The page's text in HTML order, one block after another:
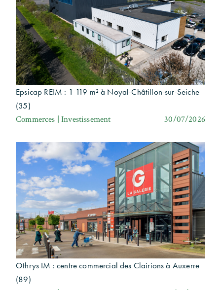
Epsicap REIM : 1 119 m² à Noyal-Châtillon-sur-Seiche
(35)
Commerces | Investissement 30/07/2026
Othrys IM : centre commercial des Clairions à Auxerre
(89)